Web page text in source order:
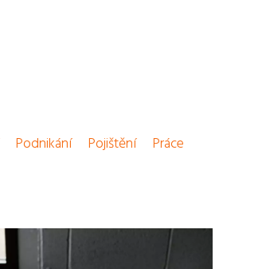
Podnikání Pojištění
Práce